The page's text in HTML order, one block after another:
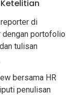
di
dengan portofolio
tulisan
bersama HR
penulisan